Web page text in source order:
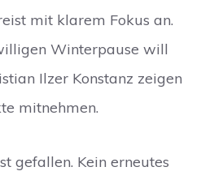
mit klarem Fokus an.
Winterpause will
Ilzer Konstanz zeigen
mitnehmen.
gefallen. Kein erneutes